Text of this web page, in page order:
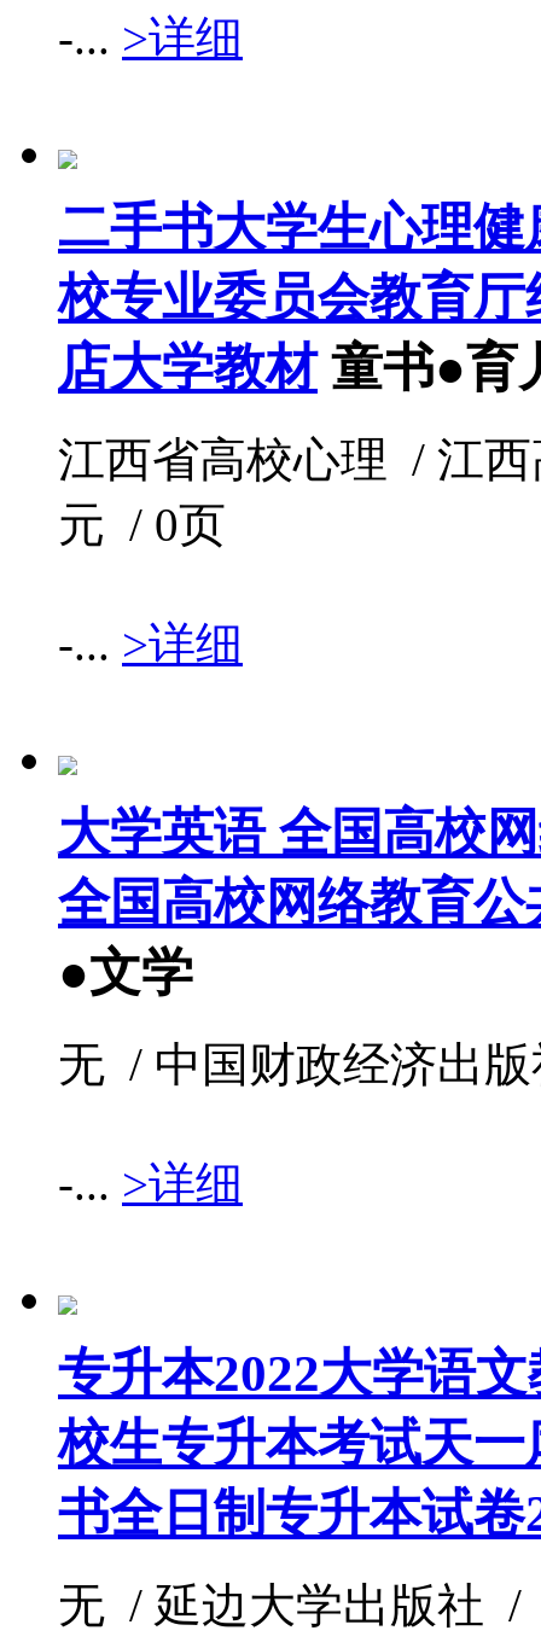
-... >详细
二手书大学生心理
校专业委员会教育
店大学教材 童书●育
江西省高校心理 / 江
元 / 0页
-... >详细
大学英语 全国高校
全国高校网络教育
●文学
无 / 中国财政经济出
-... >详细
专升本2022大学语
校生专升本考试天
书全日制专升本试卷
无 / 延边大学出版社